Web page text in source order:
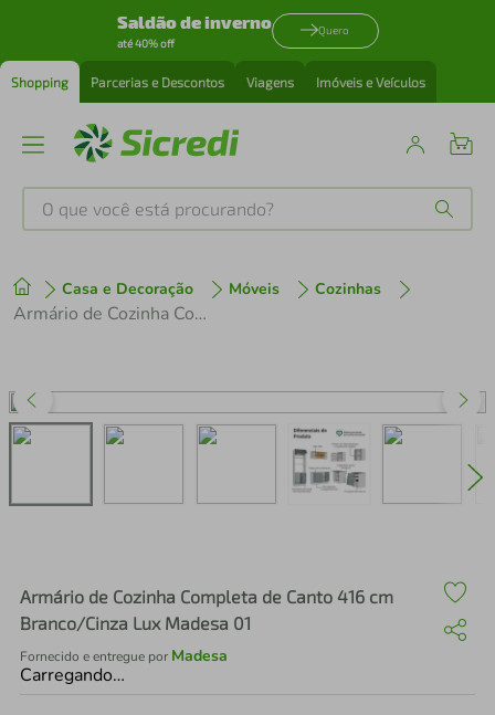
Saldão de inverno
até 40% off
Quero
Shopping Parcerias e Descontos Viagens Imóveis e Veículos
O que você está procurando?
Casa e Decoração Móveis Cozinhas
Armário de Cozinha Completa de Canto 416 cm Branco/Cinza Lux Madesa 01
Armário de Cozinha Completa de Canto 416 cm
Branco/Cinza Lux Madesa 01
Fornecido e entregue por Madesa
Carregando…
1º tenis
perfume